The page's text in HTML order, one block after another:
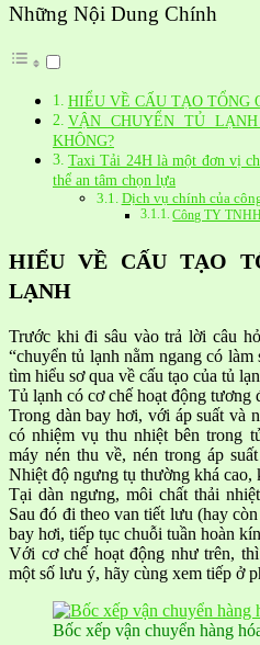
Những Nội Dung Chính
HIỂU VỀ CẤU TẠO TỔNG
VẬN CHUYỂN TỦ
KHÔNG?
Taxi Tải 24H là một đơn vị
thể an tâm chọn lựa
Dịch vụ chính của
Công TY
HIỂU VỀ CẤU TẠO
LẠNH
Trước khi đi sâu vào trả lời câu
“chuyển tủ lạnh nằm ngang có
tìm hiểu sơ qua về cấu tạo của tủ
Tủ lạnh có cơ chế hoạt động tương
Trong dàn bay hơi, với áp suất và
có nhiệm vụ thu nhiệt bên trong
máy nén thu về, nén trong áp
Nhiệt độ ngưng tụ thường khá cao,
Tại dàn ngưng, môi chất thải
Sau đó đi theo van tiết lưu (hay
bay hơi, tiếp tục chuỗi tuần hoàn
Với cơ chế hoạt động như trên,
một số lưu ý, hãy cùng xem tiếp ở
Bốc xếp vận chuyển hàng